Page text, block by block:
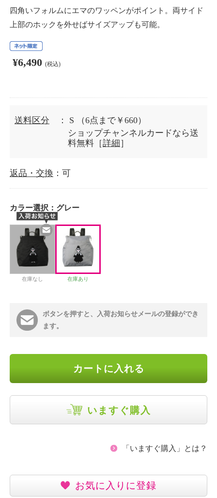
四角いフォルムにエマのワッペンがポイント。両サイド
上部のホックを外せばサイズアップも可能。
¥6,490 (税込)
送料区分 ： S
（6点まで￥660）
ショップチャンネルカードなら送
料無料［詳細 ］
返品・交換 ：可
カラー選択： グレー
在庫なし 在庫あり
ボタンを押すと、入荷お知らせメールの登録ができ
ます。
カートに入れる
いますぐ購入
「いますぐ購入」とは？
お気に入りに登録